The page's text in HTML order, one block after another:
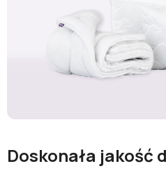
Doskonała jakość